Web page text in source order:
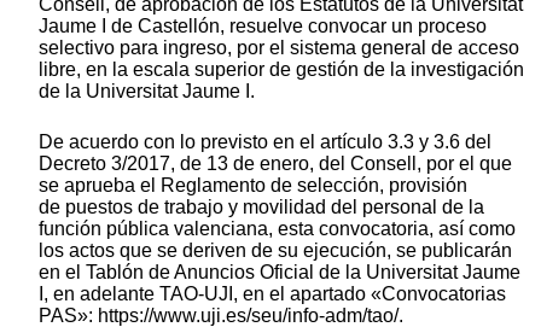
Jaume I de Castellón, resuelve convocar un proceso
selectivo para ingreso, por el sistema general de acceso
libre, en la escala superior de gestión de la investigación
de la Universitat Jaume I.
De acuerdo con lo previsto en el artículo 3.3 y 3.6 del
Decreto 3/2017, de 13 de enero, del Consell, por el que
se aprueba el Reglamento de selección, provisión
de puestos de trabajo y movilidad del personal de la
función pública valenciana, esta convocatoria, así como
los actos que se deriven de su ejecución, se publicarán
en el Tablón de Anuncios Oficial de la Universitat Jaume
I, en adelante TAO-UJI, en el apartado «Convocatorias
PAS»: https://www.uji.es/seu/info-adm/tao/.